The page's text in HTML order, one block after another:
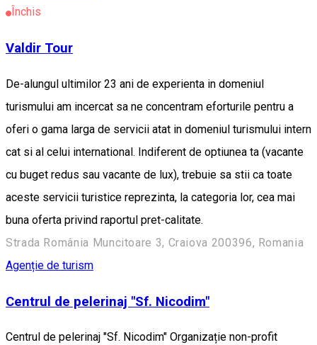
Închis
Valdir Tour
De-alungul ultimilor 23 ani de experienta in domeniul
turismului am incercat sa ne concentram eforturile pentru a
oferi o gama larga de servicii atat in domeniul turismului intern
cat si al celui international. Indiferent de optiunea ta (vacante
cu buget redus sau vacante de lux), trebuie sa stii ca toate
aceste servicii turistice reprezinta, la categori­a lor, cea mai
buna oferta privind raportul pret-calitate.
Strada România Muncitoare 3, Craiova 200396, Romania
Agenție de turism
Centrul de pelerinaj "Sf. Nicodim"
Centrul de pelerinaj "Sf. Nicodim" Organizație non-profit